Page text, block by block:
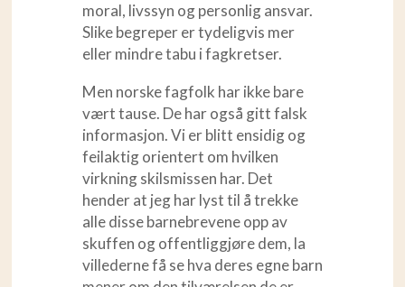
moral, livssyn og personlig ansvar.
Slike begreper er tydeligvis mer
eller mindre tabu i fagkretser.
Men norske fagfolk har ikke bare
vært tause. De har også gitt falsk
informasjon. Vi er blitt ensidig og
feilaktig orientert om hvilken
virkning skilsmissen har. Det
hender at jeg har lyst til å trekke
alle disse barnebrevene opp av
skuffen og offentliggjøre dem, la
villederne få se hva deres egne barn